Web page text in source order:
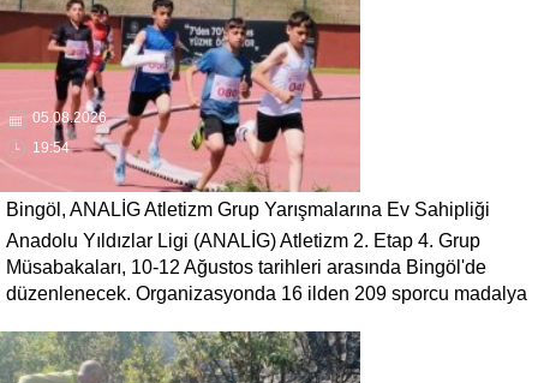
05.08.2026
19:54
Bingöl, ANALİG Atletizm Grup Yarışmalarına Ev Sahipliği
Yapacak
Anadolu Yıldızlar Ligi (ANALİG) Atletizm 2. Etap 4. Grup
Müsabakaları, 10-12 Ağustos tarihleri arasında Bingöl'de
düzenlenecek. Organizasyonda 16 ilden 209 sporcu madalya